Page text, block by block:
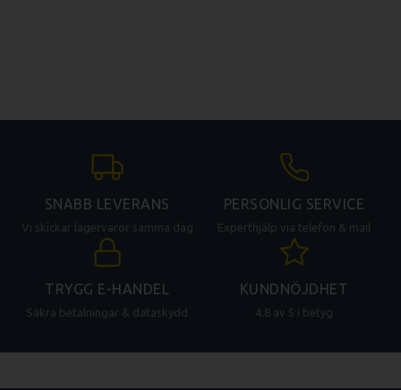
SNABB LEVERANS
Vi skickar lagervaror samma dag
PERSONLIG SERVICE
Experthjälp via telefon & mail
TRYGG E-HANDEL
Säkra betalningar & dataskydd
KUNDNÖJDHET
4.8 av 5 i betyg